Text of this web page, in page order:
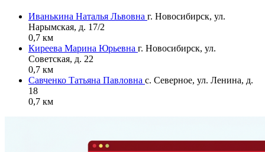
Иванькина Наталья Львовна г. Новосибирск, ул.
Нарымская, д. 17/2
0,7 км
Киреева Марина Юрьевна г. Новосибирск, ул.
Советская, д. 22
0,7 км
Савченко Татьяна Павловна с. Северное, ул. Ленина, д.
18
0,7 км